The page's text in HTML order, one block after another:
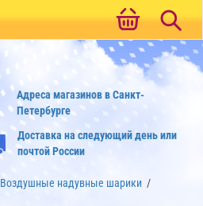
Адреса магазинов в Санкт-
Петербурге
Доставка на следующий день или
почтой России
Воздушные надувные шарики /